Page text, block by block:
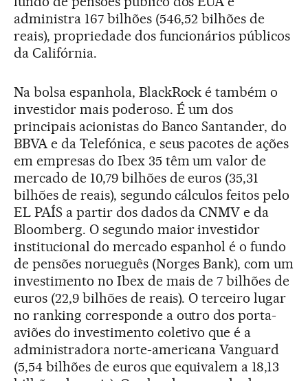
administra 167 bilhões (546,52 bilhões de
reais), propriedade dos funcionários públicos
da Califórnia.
Na bolsa espanhola, BlackRock é também o
investidor mais poderoso. É um dos
principais acionistas do Banco Santander, do
BBVA e da Telefónica, e seus pacotes de ações
em empresas do Ibex 35 têm um valor de
mercado de 10,79 bilhões de euros (35,31
bilhões de reais), segundo cálculos feitos pelo
EL PAÍS a partir dos dados da CNMV e da
Bloomberg. O segundo maior investidor
institucional do mercado espanhol é o fundo
de pensões norueguês (Norges Bank), com um
investimento no Ibex de mais de 7 bilhões de
euros (22,9 bilhões de reais). O terceiro lugar
no ranking corresponde a outro dos porta-
aviões do investimento coletivo que é a
administradora norte-americana Vanguard
(5,54 bilhões de euros que equivalem a 18,13